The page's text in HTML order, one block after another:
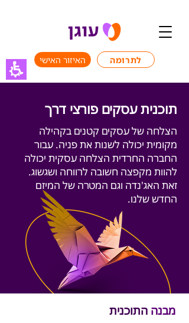
האיזור האישי לתרומה
תוכנית עסקים פורצי דרך
הצלחה של עסקים קטנים בקהילה
מקומית יכולה לשנות את פניה. עבור
החברה החרדית הצלחה עסקית יכולה
להוות מקפצה חשובה לרווחה ושגשוג.
זאת האג'נדה וגם המטרה של המיזם
החדש שלנו.
מבנה התוכנית